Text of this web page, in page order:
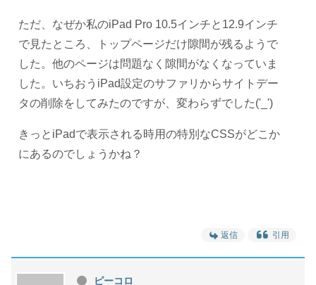
ただ、なぜか私のiPad Pro 10.5インチと12.9インチ
で見たところ、トップページだけ隙間が残るようで
した。他のページは問題なく隙間がなくなっていま
した。いちおうiPad設定のサファリからサイトデー
タの削除をしてみたのですが、変わらずでした('_')
きっとiPadで表示される時用の特別なCSSがどこか
にあるのでしょうかね？
返信 引用
ピーコロ